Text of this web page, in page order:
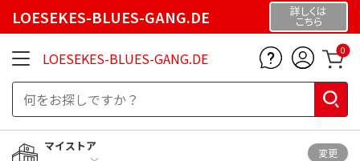
LOESEKES-BLUES-GANG.DE 詳しくは
こちら
LOESEKES-BLUES-GANG.DE 0
マイストア
変更